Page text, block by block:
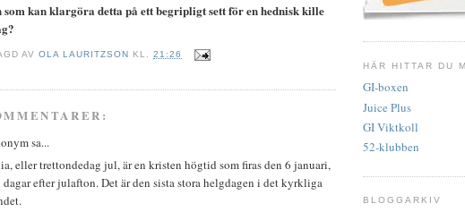
som kan klargöra detta på ett begripligt sett för en hednisk kille
AVOLA LAURITZSON KL.21:26
sa...
eller trettondedag jul, är en kristen högtid som firas den 6 januari,
efter julafton. Det är den sista stora helgdagen i det kyrkliga
HÄR HITTAR DU
GI-boxen
Juice Plus
GI Viktkoll
52-klubben
BLOGGARKIV